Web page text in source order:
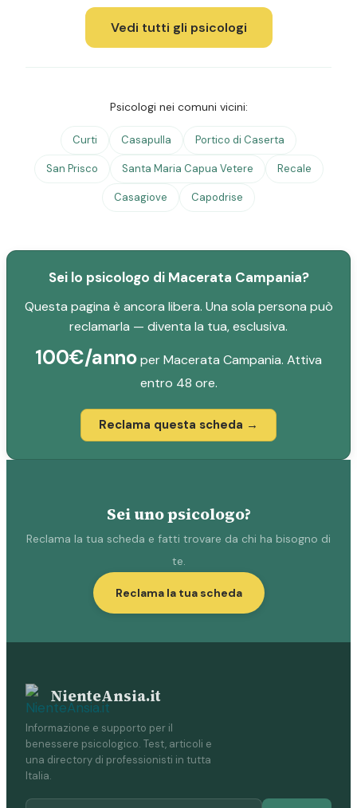
Vedi tutti gli psicologi
Psicologi nei comuni vicini:
Curti Casapulla Portico di Caserta
San Prisco Santa Maria Capua Vetere Recale
Casagiove Capodrise
Sei lo psicologo di Macerata Campania?
Questa pagina è ancora libera. Una sola persona può
reclamarla — diventa la tua, esclusiva.
100€/annoper Macerata Campania. Attiva
entro 48 ore.
Reclama questa scheda →
Sei uno psicologo?
Reclama la tua scheda e fatti trovare da chi ha bisogno di
te.
Reclama la tua scheda
NienteAnsia.it
Informazione e supporto per il
benessere psicologico. Test, articoli e
una directory di professionisti in tutta
Italia.